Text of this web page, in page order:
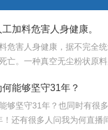
加料危害人身健康。
危害人身健康，据不完全
亡。一种真空无尘粉状原
能够坚守31年？
够坚守31年？也同时有很
！还有很多人问我为何直